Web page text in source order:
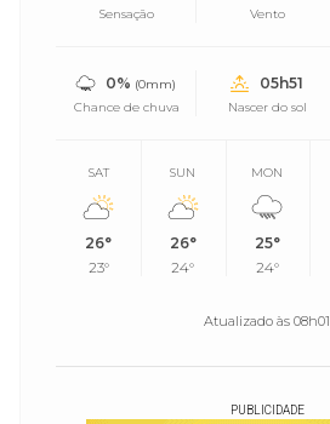
Sensação Vento
0% (0mm)
Chance de chuva
05h51
Nascer do sol
SAT
26°
23°
SUN
26°
24°
MON
25°
24°
Atualizado às 08h01
PUBLICIDADE